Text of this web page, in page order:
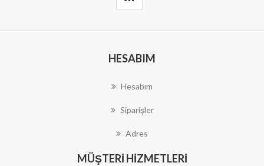
HESABIM
Hesabım
Siparişler
Adres
MÜŞTERI HIZMETLERI